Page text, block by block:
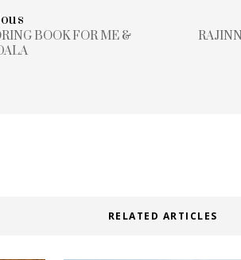
BOOK FOR ME &
RELATED ARTICLES